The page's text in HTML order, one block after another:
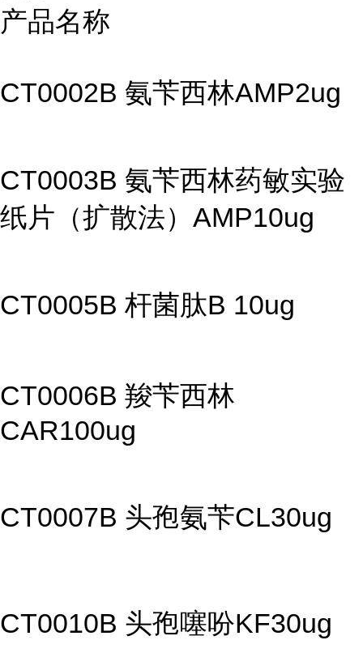
产品名称
CT0002B 氨苄西林AMP2ug
CT0003B 氨苄西林药敏实验
纸片（扩散法）AMP10ug
CT0005B 杆菌肽B 10ug
CT0006B 羧苄西林
CAR100ug
CT0007B 头孢氨苄CL30ug
CT0010B 头孢噻吩KF30ug